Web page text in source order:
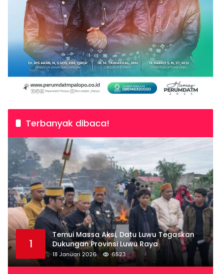
Terbanyak dibaca!
1
Temui Massa Aksi, Datu Luwu Tegaskan
Dukungan Provinsi Luwu Raya
18 Januari 2026 6523